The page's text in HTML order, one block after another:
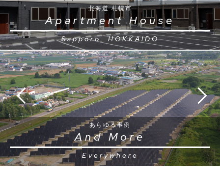
北海道 札幌市
Apartment House
Sapporo, HOKKAIDO
あらゆる事例
And More
Everywhere